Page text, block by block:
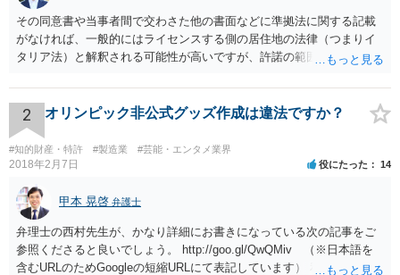
その同意書や当事者間で交わさた他の書面などに準拠法に関する記載
がなければ、一般的にはライセンスする側の居住地の法律（つまりイ
タリア法）と解釈される可能性が高いですが、許諾の範囲が日本国内
あります。 なお、仮に日本法になるとしても、新しい会社との間で契
約が有効かどうかは、ライセンスされた権利の種類（著作権、商標
権、特許権など）や契約の時期などを見て判断する必要があります。
いずれにせよ具体的事情が分からないと確定的な回答は難しいと思わ
れますので、弁護士に直接相談されることをお勧めします。
2 オリンピック非公式グッズ作成は違法ですか？
#知的財産・特許 #製造業 #芸能・エンタメ業界
2018年2月7日 役にたった 14
甲本 晃啓 弁護士
弁理士の西村先生が、かなり詳細にお書きになっている次の記事をご
参照くださると良いでしょう。 http://goo.gl/QwQMiv （※日本語を
含むURLのためGoogleの短縮URLにて表記しています） 私も同先生と